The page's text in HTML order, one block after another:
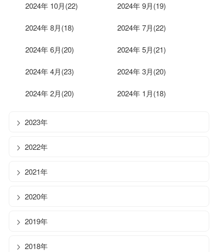
2024年 10月(22) 2024年 9月(19)
2024年 8月(18) 2024年 7月(22)
2024年 6月(20) 2024年 5月(21)
2024年 4月(23) 2024年 3月(20)
2024年 2月(20) 2024年 1月(18)
2023年
2022年
2021年
2020年
2019年
2018年